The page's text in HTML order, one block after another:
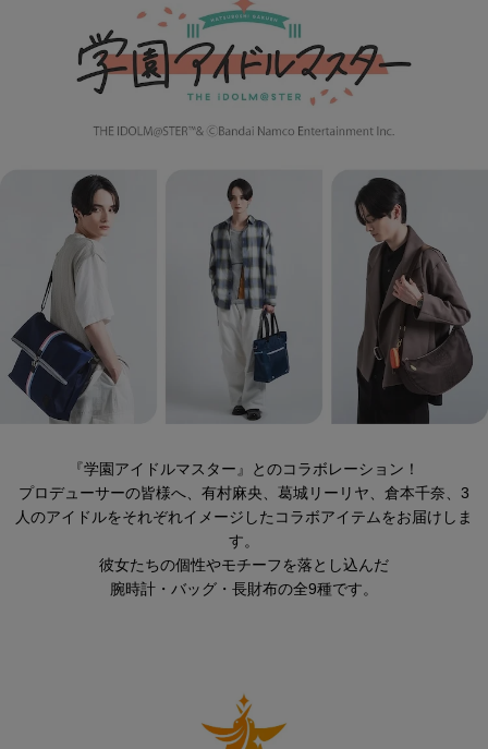
『学園アイドルマスター』とのコラボレーション！
プロデューサーの皆様へ、有村麻央、葛城リーリヤ、倉本千奈、 3
人のアイドルをそれぞれイメージしたコラボアイテムをお届けしま
す。
彼女たちの個性やモチーフを落とし込んだ
腕時計・バッグ・長財布の全9種です。